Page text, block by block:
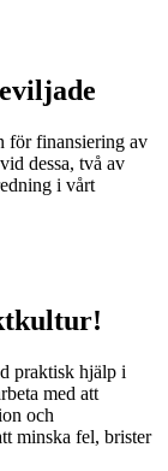
för finansiering av
dessa, två av
i vårt
praktisk hjälp i
med att
och
minska fel, brister